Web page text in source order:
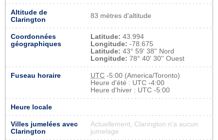
Altitude de
Clarington
83 mètres d'altitude
Coordonnées
géographiques
Latitude: 43.994
Longitude: -78.675
Latitude: 43° 59' 38'' Nord
Longitude: 78° 40' 30'' Ouest
Fuseau horaire UTC -5:00 (America/Toronto)
Heure d'été : UTC -4:00
Heure d'hiver : UTC -5:00
Heure locale
Villes jumelées avec
Clarington
Actuellement, Clarington n'a aucun
jumelage